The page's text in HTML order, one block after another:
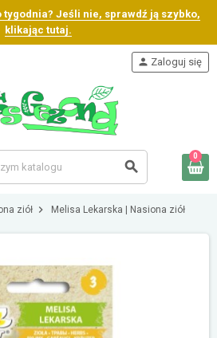
Jeśli nie, sprawdź ją szybko,
klikając tutaj.
search
person Zaloguj się
0
ziół chevron_right Melisa Lekarska | Nasiona ziół